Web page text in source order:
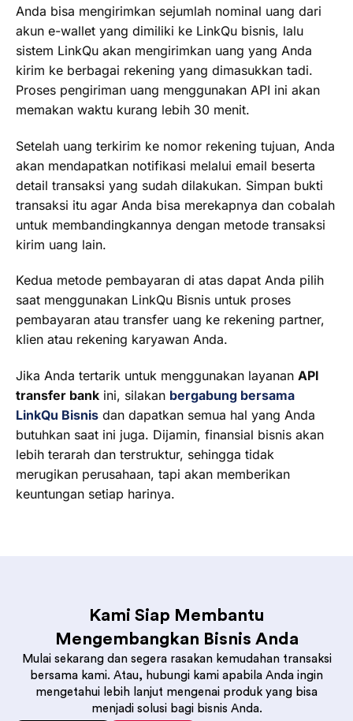
Anda bisa mengirimkan sejumlah nominal uang dari
akun e-wallet yang dimiliki ke LinkQu bisnis, lalu
sistem LinkQu akan mengirimkan uang yang Anda
kirim ke berbagai rekening yang dimasukkan tadi.
Proses pengiriman uang menggunakan API ini akan
memakan waktu kurang lebih 30 menit.
Setelah uang terkirim ke nomor rekening tujuan, Anda
akan mendapatkan notifikasi melalui email beserta
detail transaksi yang sudah dilakukan. Simpan bukti
transaksi itu agar Anda bisa merekapnya dan cobalah
untuk membandingkannya dengan metode transaksi
kirim uang lain.
Kedua metode pembayaran di atas dapat Anda pilih
saat menggunakan LinkQu Bisnis untuk proses
pembayaran atau transfer uang ke rekening partner,
klien atau rekening karyawan Anda.
Jika Anda tertarik untuk menggunakan layanan API
transfer bank ini, silakan bergabung bersama
LinkQu Bisnis dan dapatkan semua hal yang Anda
butuhkan saat ini juga. Dijamin, finansial bisnis akan
lebih terarah dan terstruktur, sehingga tidak
merugikan perusahaan, tapi akan memberikan
keuntungan setiap harinya.
Kami Siap Membantu
Mengembangkan Bisnis Anda
Mulai sekarang dan segera rasakan kemudahan transaksi
bersama kami. Atau, hubungi kami apabila Anda ingin
mengetahui lebih lanjut mengenai produk yang bisa
menjadi solusi bagi bisnis Anda.